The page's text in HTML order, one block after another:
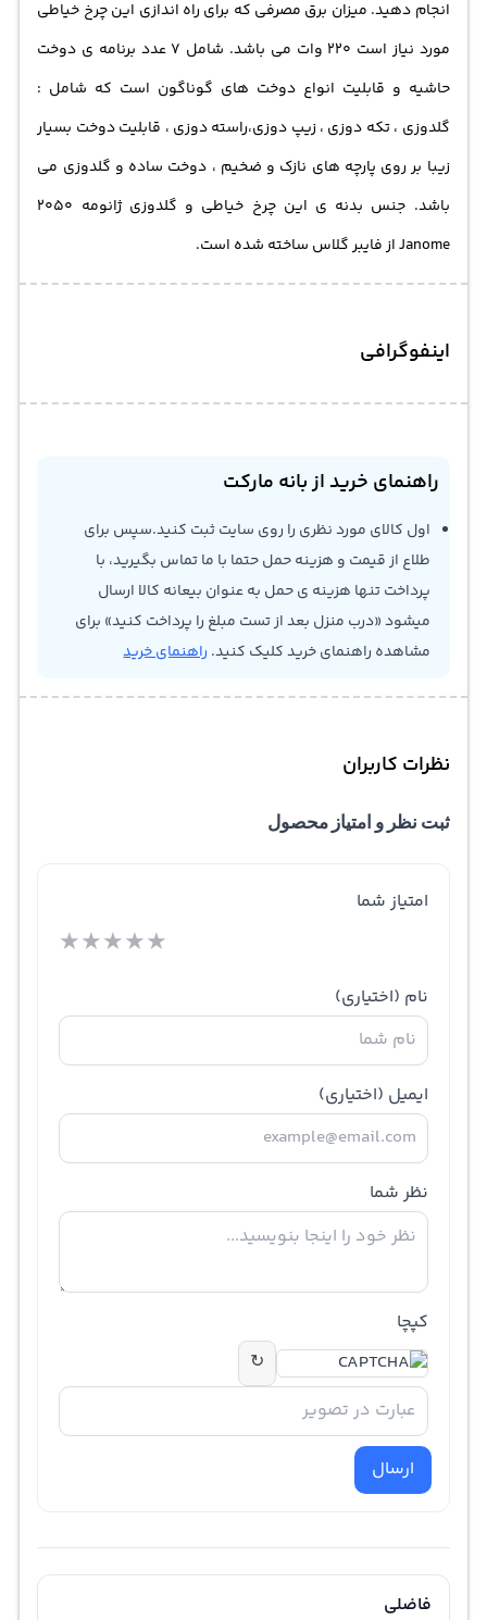
انجام دهید. میزان برق مصرفی که برای راه اندازی این چرخ خیاطی
مورد نیاز است 220 وات می باشد. شامل 7 عدد برنامه ی دوخت
حاشیه و قابلیت انواع دوخت های گوناگون است که شامل :
گلدوزی ، تکه دوزی ، زیپ دوزی،راسته دوزی ، قابلیت دوخت بسیار
زیبا بر روی پارچه های نازک و ضخیم ، دوخت ساده و گلدوزی می
باشد. جنس بدنه ی این چرخ خیاطی و گلدوزی ژانومه 2050
Janome از فایبر گلاس ساخته شده است.
اینفوگرافی
راهنمای خرید از بانه مارکت
اول کالای مورد نظری را روی سایت ثبت کنید.سپس برای
طلاع از قیمت و هزینه حمل حتما با ما تماس بگیرید، با
پرداخت تنها هزینه ی حمل به عنوان بیعانه کالا ارسال
میشود «درب منزل بعد از تست مبلغ را پرداخت کنید» برای
مشاهده راهنمای خرید کلیک کنید. راهنمای خرید
نظرات کاربران
ثبت نظر و امتیاز محصول
امتیاز شما
★★★★★
نام (اختیاری)
ایمیل (اختیاری)
نظر شما
کپچا
↻
ارسال
فاضلی